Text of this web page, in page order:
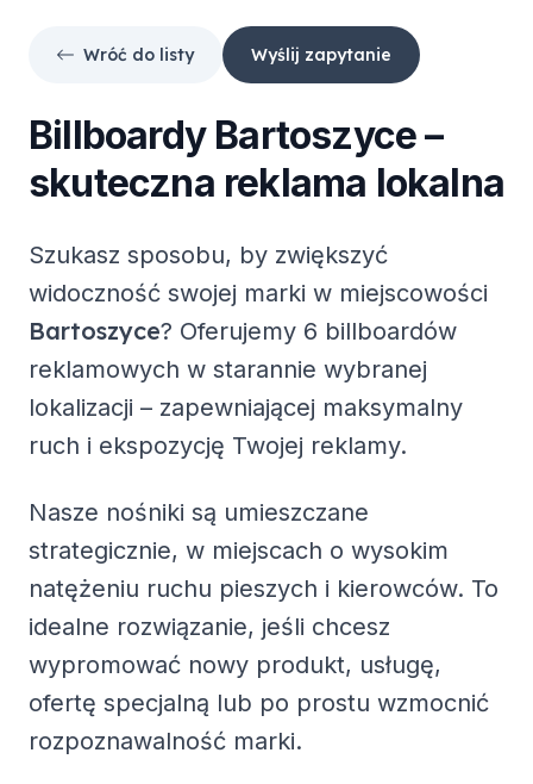
Wróć do listy Wyślij zapytanie
Billboardy Bartoszyce–
skuteczna reklama lokalna
Szukasz sposobu, by zwiększyć
widoczność swojej marki w miejscowości
Bartoszyce? Oferujemy 6 billboardów
reklamowych w starannie wybranej
lokalizacji – zapewniającej maksymalny
ruch i ekspozycję Twojej reklamy.
Nasze nośniki są umieszczane
strategicznie, w miejscach o wysokim
natężeniu ruchu pieszych i kierowców. To
idealne rozwiązanie, jeśli chcesz
wypromować nowy produkt, usługę,
ofertę specjalną lub po prostu wzmocnić
rozpoznawalność marki.